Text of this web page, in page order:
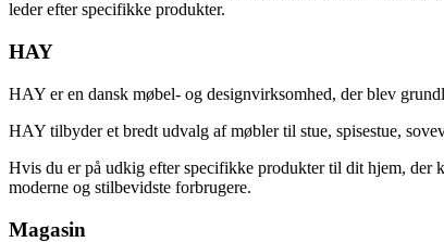
leder efter specifikke produkter.
HAY
HAY er en dansk møbel- og designvirksomhed, der blev
HAY tilbyder et bredt udvalg af møbler til stue, spisestue,
Hvis du er på udkig efter specifikke produkter til dit hjem, der
moderne og stilbevidste forbrugere.
Magasin